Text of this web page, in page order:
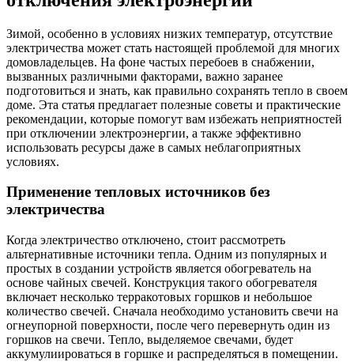
Зимой, особенно в условиях низких температур, отсутствие
электричества может стать настоящей проблемой для многих
домовладельцев. На фоне частых перебоев в снабжении,
вызванных различными факторами, важно заранее
подготовиться и знать, как правильно сохранять тепло в своем
доме. Эта статья предлагает полезные советы и практические
рекомендации, которые помогут вам избежать неприятностей
при отключении электроэнергии, а также эффективно
использовать ресурсы даже в самых неблагоприятных
условиях.
Применение тепловых источников без
электричества
Когда электричество отключено, стоит рассмотреть
альтернативные источники тепла. Одним из популярных и
простых в создании устройств является обогреватель на
основе чайных свечей. Конструкция такого обогревателя
включает несколько терракотовых горшков и небольшое
количество свечей. Сначала необходимо установить свечи на
огнеупорной поверхности, после чего перевернуть один из
горшков на свечи. Тепло, выделяемое свечами, будет
аккумулиироваться в горшке и распределяться в помещении.